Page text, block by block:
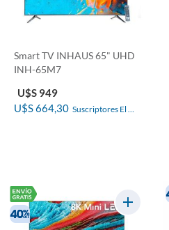
Smart TV INHAUS 65" UHD
INH-65M7
U$S 949
U$S 664,30 Suscriptores El